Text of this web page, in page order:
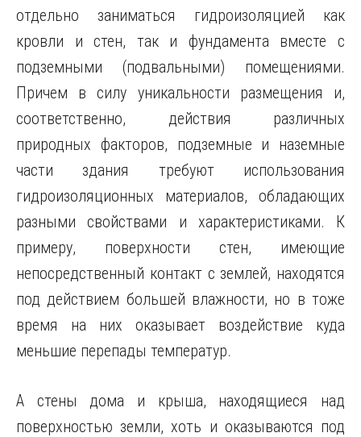
отдельно заниматься гидроизоляцией как
кровли и стен, так и фундамента вместе с
подземными (подвальными) помещениями.
Причем в силу уникальности размещения и,
соответственно, действия различных
природных факторов, подземные и наземные
части здания требуют использования
гидроизоляционных материалов, обладающих
разными свойствами и характеристиками. К
примеру, поверхности стен, имеющие
непосредственный контакт с землей, находятся
под действием большей влажности, но в тоже
время на них оказывает воздействие куда
меньшие перепады температур.
А стены дома и крыша, находящиеся над
поверхностью земли, хоть и оказываются под